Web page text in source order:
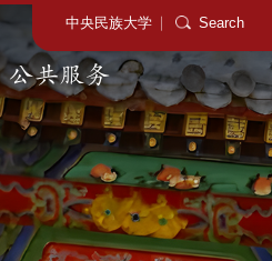
中央民族大学 Search
公共服务